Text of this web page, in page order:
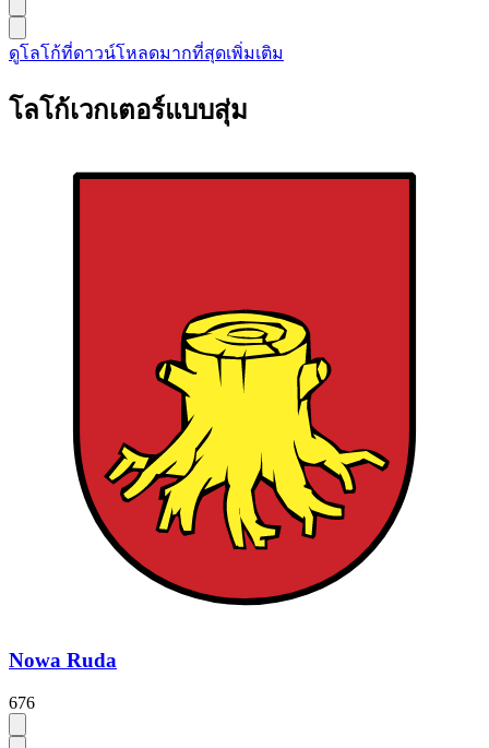
ดูโลโก้ที่ดาวน์โหลดมากที่สุดเพิ่มเติม
โลโก้เวกเตอร์แบบสุ่ม
Nowa Ruda
676